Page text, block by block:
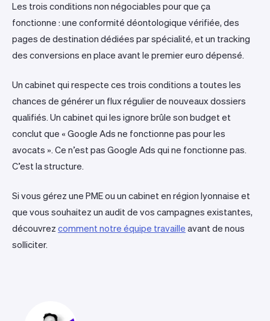
Les trois conditions non négociables pour que ça
fonctionne : une conformité déontologique vérifiée, des
pages de destination dédiées par spécialité, et un tracking
des conversions en place avant le premier euro dépensé.
Un cabinet qui respecte ces trois conditions a toutes les
chances de générer un flux régulier de nouveaux dossiers
qualifiés. Un cabinet qui les ignore brûle son budget et
conclut que « Google Ads ne fonctionne pas pour les
avocats ». Ce n’est pas Google Ads qui ne fonctionne pas.
C’est la structure.
Si vous gérez une PME ou un cabinet en région lyonnaise et
que vous souhaitez un audit de vos campagnes existantes,
découvrez comment notre équipe travaille avant de nous
solliciter.